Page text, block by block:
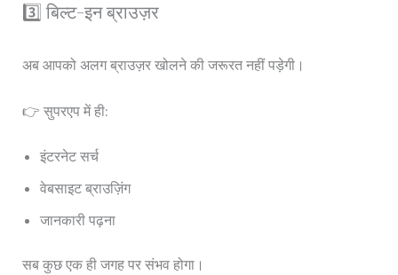
3️⃣ बिल्ट-इन ब्राउज़र
अब आपको अलग ब्राउज़र खोलने की जरूरत नहीं पड़ेगी।
👉 सुपरएप में ही:
इंटरनेट सर्च
वेबसाइट ब्राउज़िंग
जानकारी पढ़ना
सब कुछ एक ही जगह पर संभव होगा।